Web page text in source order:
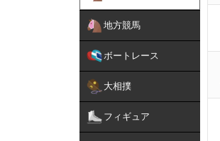
地方競馬
ボートレース
大相撲
フィギュア